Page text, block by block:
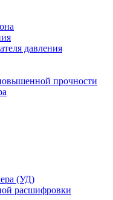
давления
прочности
(УД)
расшифровки